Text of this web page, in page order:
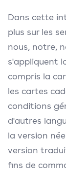
Dans cette
plus sur les
nous, notre,
s'appliquent
compris la
les cartes
conditions
d'autres
la version
version
fins de